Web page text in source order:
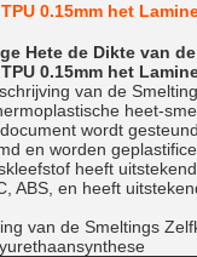
0.15mm het
Hete de Dikte van
0.15mm het
van de
heet-
wordt
en worden
heeft
ABS, en heeft
van de Smeltings